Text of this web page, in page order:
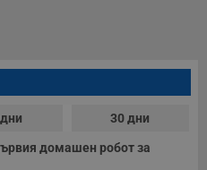
30 дни
домашен робот за